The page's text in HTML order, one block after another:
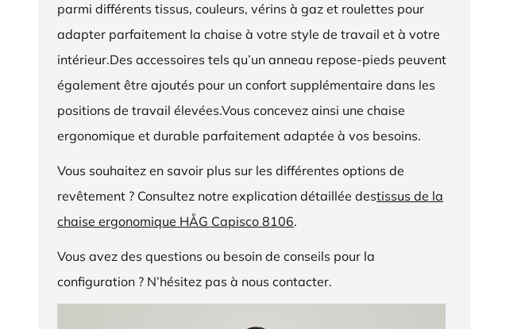
parmi différents tissus, couleurs, vérins à gaz et roulettes pour
adapter parfaitement la chaise à votre style de travail et à votre
intérieur.Des accessoires tels qu’un anneau repose-pieds peuvent
également être ajoutés pour un confort supplémentaire dans les
positions de travail élevées.Vous concevez ainsi une chaise
ergonomique et durable parfaitement adaptée à vos besoins.
Vous souhaitez en savoir plus sur les différentes options de
revêtement ? Consultez notre explication détaillée destissus de la
chaise ergonomique HÅG Capisco 8106.
Vous avez des questions ou besoin de conseils pour la
configuration ? N’hésitez pas à nous contacter.